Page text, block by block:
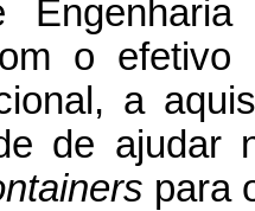
o
a
de ajudar
para